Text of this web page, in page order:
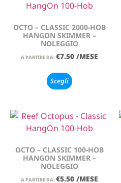
OCTO – CLASSIC 2000-HOB
HANGON SKIMMER –
NOLEGGIO
A PARTIRE DA: €7.50 /MESE
Scegli
OCTO – CLASSIC 100-HOB
HANGON SKIMMER –
NOLEGGIO
A PARTIRE DA: €5.50 /MESE